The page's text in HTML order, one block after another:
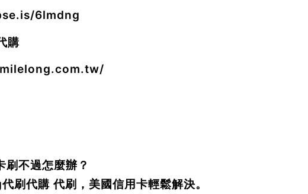
6lmdng
購
不過怎麼辦？
代購 代刷，美國信用卡輕鬆解決。